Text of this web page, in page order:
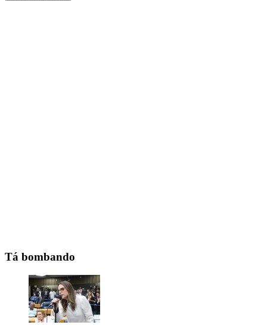
Tá bombando